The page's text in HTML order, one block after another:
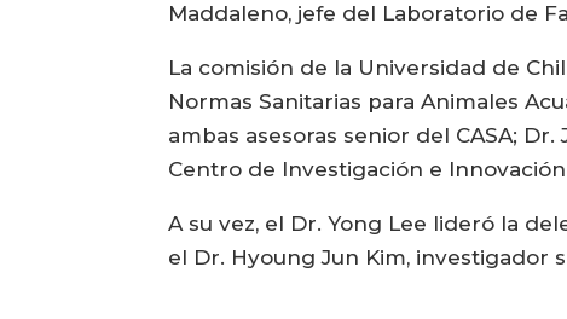
Maddaleno, jefe del Laboratorio de
La comisión de la Universidad de
Normas Sanitarias para Animales
ambas asesoras senior del CASA;
Centro de Investigación e
A su vez, el Dr. Yong Lee lideró la
el Dr. Hyoung Jun Kim, investigador